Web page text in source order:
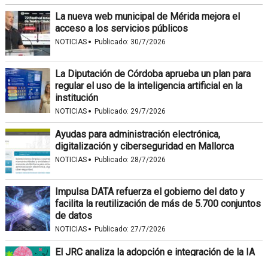
La nueva web municipal de Mérida mejora el
acceso a los servicios públicos
NOTICIAS · Publicado: 30/7/2026
La Diputación de Córdoba aprueba un plan para
regular el uso de la inteligencia artificial en la
institución
NOTICIAS · Publicado: 29/7/2026
Ayudas para administración electrónica,
digitalización y ciberseguridad en Mallorca
NOTICIAS · Publicado: 28/7/2026
Impulsa DATA refuerza el gobierno del dato y
facilita la reutilización de más de 5.700 conjuntos
de datos
NOTICIAS · Publicado: 27/7/2026
El JRC analiza la adopción e integración de la IA